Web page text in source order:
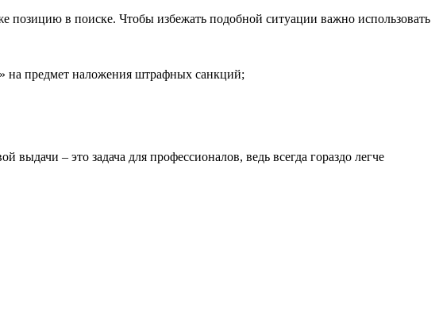
позицию в поиске. Чтобы избежать подобной ситуации важно использовать
на предмет наложения штрафных санкций;
– это задача для профессионалов, ведь всегда гораздо легче